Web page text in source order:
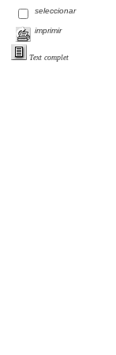
seleccionar
imprimir
Text complet